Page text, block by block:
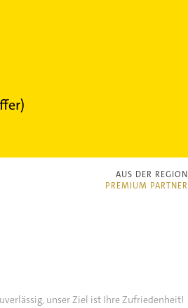
AUS DER REGION
PREMIUM PARTNER
unser Ziel ist Ihre Zufriedenheit!